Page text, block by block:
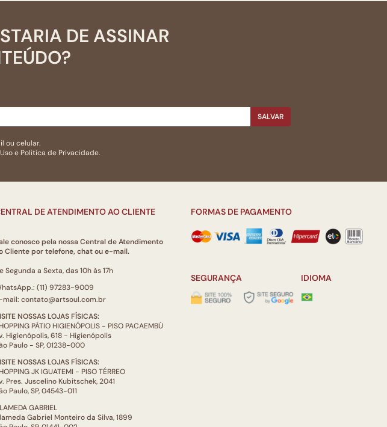
DE ASSINAR
SALVAR
ou celular.
e Politica de Privacidade.
DE ATENDIMENTO AO CLIENTE
conosco pela nossa Central de Atendimento
Cliente por telefone, chat ou e-mail.
Segunda a Sexta, das 10h às 17h
(11) 97283-9009
mail: contato@artsoul.com.br
NOSSAS LOJAS FÍSICAS:
PÁTIO HIGIENÓPOLIS - PISO PACAEMBÚ
Higienópolis, 618 - Higienópolis
Paulo - SP, 01238-000
NOSSAS LOJAS FÍSICAS:
JK IGUATEMI - PISO TÉRREO
Pres. Juscelino Kubitschek, 2041
Paulo, SP, 04543-011
GABRIEL
Gabriel Monteiro da Silva, 1899
FORMAS DE PAGAMENTO
SEGURANÇA IDIOMA